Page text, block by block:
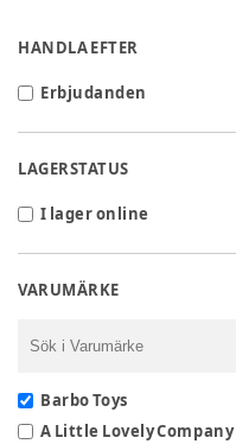
HANDLA EFTER
Erbjudanden
LAGERSTATUS
I lager online
VARUMÄRKE
Barbo Toys
A Little Lovely Company